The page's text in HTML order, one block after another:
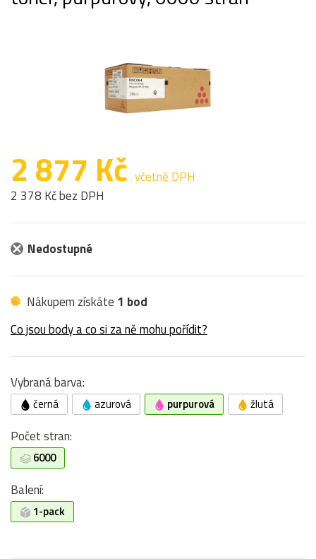
2 877 Kč včetně DPH
2 378 Kč bez DPH
Nedostupné
Nákupem získáte 1 bod
Co jsou body a co si za ně mohu pořídit?
Vybraná barva:
černá azurová purpurová žlutá
Počet stran:
6000
Balení:
1-pack